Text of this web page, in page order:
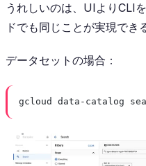
うれしいのは、UIよりCLI
ドでも同じことが実現でき
データセットの場合：
gcloud data-catalog